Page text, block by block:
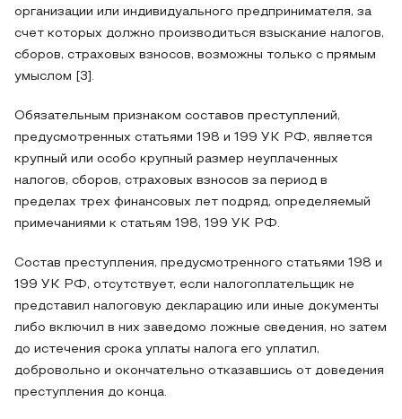
организации или индивидуального предпринимателя, за
счет которых должно производиться взыскание налогов,
сборов, страховых взносов, возможны только с прямым
умыслом [3].
Обязательным признаком составов преступлений,
предусмотренных статьями 198 и 199 УК РФ, является
крупный или особо крупный размер неуплаченных
налогов, сборов, страховых взносов за период в
пределах трех финансовых лет подряд, определяемый
примечаниями к статьям 198, 199 УК РФ.
Состав преступления, предусмотренного статьями 198 и
199 УК РФ, отсутствует, если налогоплательщик не
представил налоговую декларацию или иные документы
либо включил в них заведомо ложные сведения, но затем
до истечения срока уплаты налога его уплатил,
добровольно и окончательно отказавшись от доведения
преступления до конца.